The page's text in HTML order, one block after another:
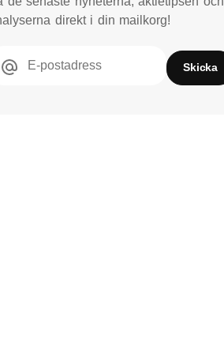
direkt i din mailkorg!
E-postadress Skicka